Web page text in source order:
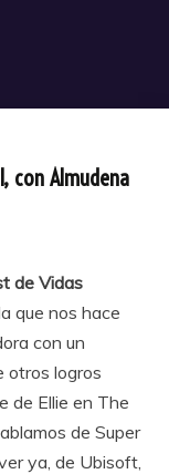
con Almudena
de Vidas
que nos hace
con un
otros logros
de Ellie en The
de Super
ya, de Ubisoft,